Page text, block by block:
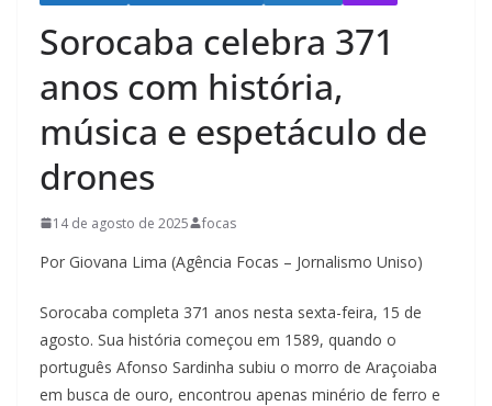
Sorocaba celebra 371
anos com história,
música e espetáculo de
drones
14 de agosto de 2025 focas
Por Giovana Lima (Agência Focas – Jornalismo Uniso)
Sorocaba completa 371 anos nesta sexta-feira, 15 de
agosto. Sua história começou em 1589, quando o
português Afonso Sardinha subiu o morro de Araçoiaba
em busca de ouro, encontrou apenas minério de ferro e